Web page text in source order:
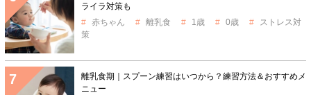
ライラ対策も
赤ちゃん
離乳食 1歳 0歳
ストレス対
策
離乳食期｜スプーン練習はいつから？練習方法＆おすすめメ
ニュー